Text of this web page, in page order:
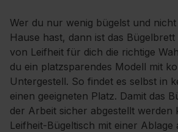
Wer du nur wenig bügelst und
Hause hast, dann ist das Bügelbrett
von Leifheit für dich die richtige
du ein platzsparendes Modell mit
Untergestell. So findet es selbst in
einen geeigneten Platz. Damit das
der Arbeit sicher abgestellt werden
Leifheit-Bügeltisch mit einer Ablage